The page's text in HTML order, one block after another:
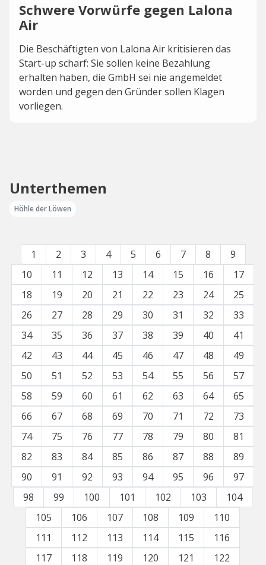
Schwere Vorwürfe gegen Lalona
Air
Die Beschäftigten von Lalona Air kritisieren das
Start-up scharf: Sie sollen keine Bezahlung
erhalten haben, die GmbH sei nie angemeldet
worden und gegen den Gründer sollen Klagen
vorliegen.
Unterthemen
Höhle der Löwen
1 2 3 4 5 6 7 8
9
10
11 12 13 14 15 16
17
18
19 20 21 22 23 24
25
26
27 28 29 30 31 32
33
34
35 36 37 38 39 40
41
42
43 44 45 46 47 48
49
50
51 52 53 54 55 56
57
58
59 60 61 62 63 64
65
66
67 68 69 70 71 72
73
74
75 76 77 78 79 80
81
82
83 84 85 86 87 88
89
90
91 92 93 94 95 96
97
98
99 100 101 102 103
104
105
106 107 108 109
110
111
112 113 114 115
116
117
118 119 120 121
122